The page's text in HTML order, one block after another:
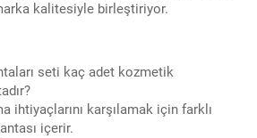
kalitesiyle birleştiriyor.
seti kaç adet kozmetik
ihtiyaçlarını karşılamak için farklı
içerir.